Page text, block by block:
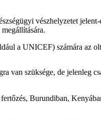
vészhelyzetet
a UNICEF) számára az
van szüksége, de jelenleg
Burundiban,